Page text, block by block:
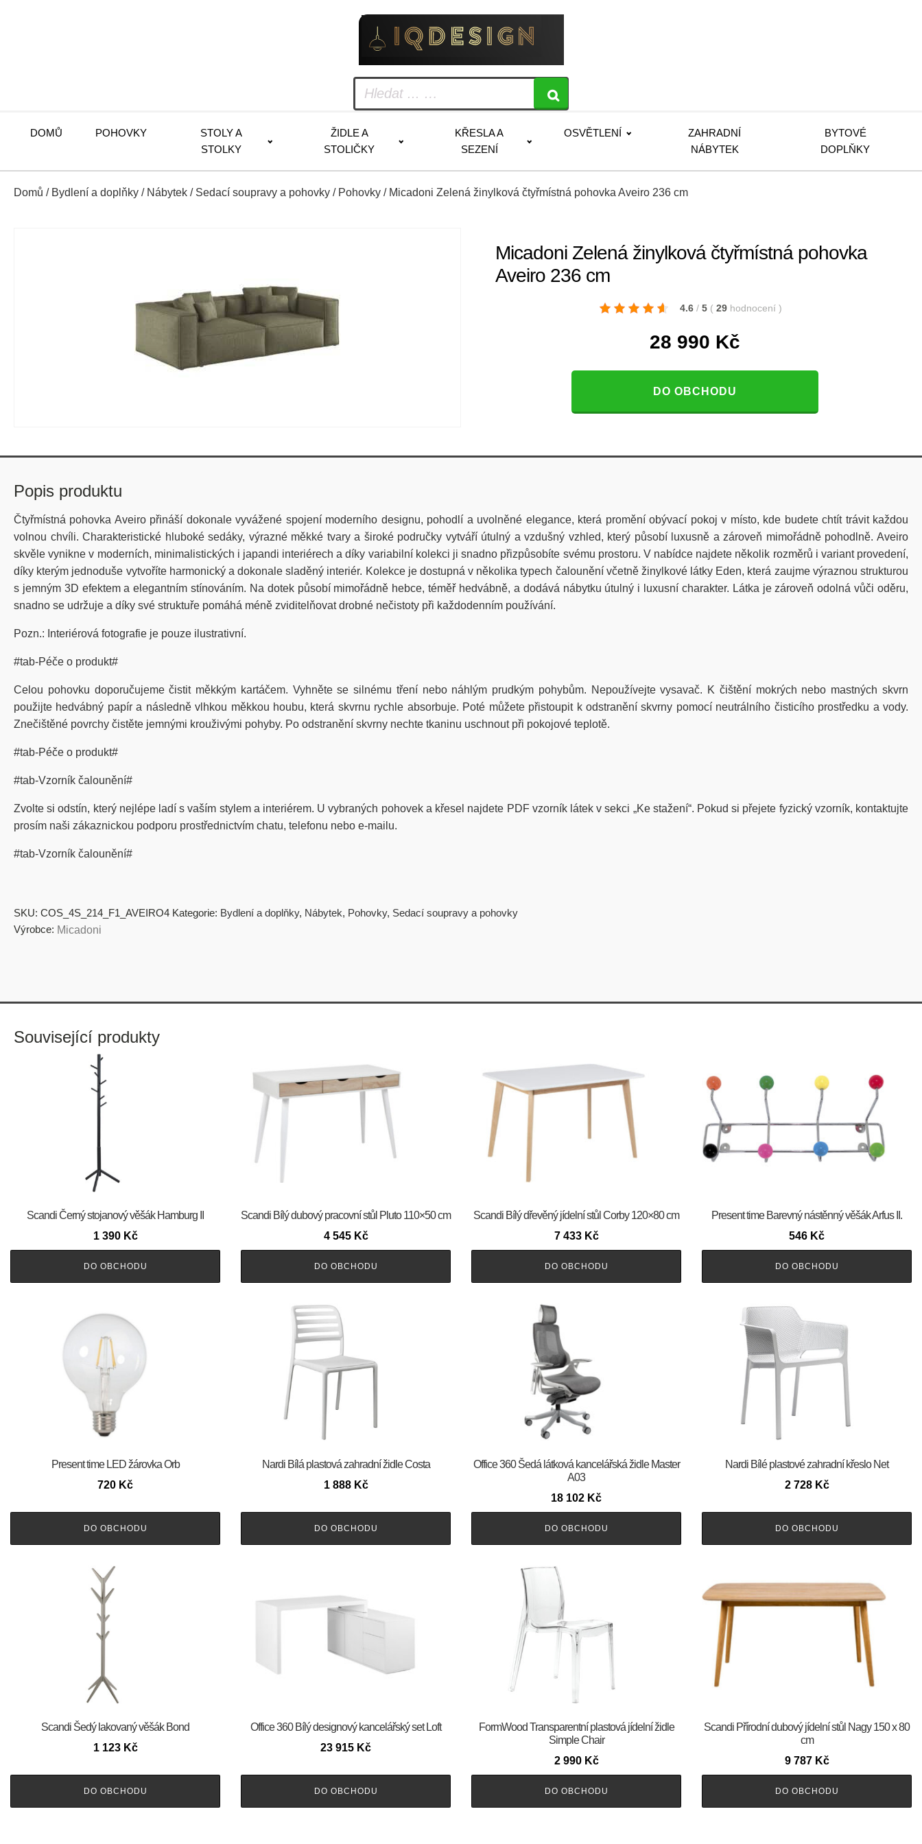
DOMŮ POHOVKY
STOLY A
STOLKY
ŽIDLE A
STOLIČKY
KŘESLA A
SEZENÍ
OSVĚTLENÍ
ZAHRADNÍ
NÁBYTEK
BYTOVÉ
DOPLŇKY
Domů / Bydlení a doplňky / Nábytek / Sedací soupravy a pohovky / Pohovky / Micadoni Zelená žinylková čtyřmístná pohovka Aveiro 236 cm
Micadoni Zelená žinylková čtyřmístná pohovka
Aveiro 236 cm
4.6 / 5 ( 29 hodnocení )
28 990 Kč
DO OBCHODU
Popis produktu
Čtyřmístná pohovka Aveiro přináší dokonale vyvážené spojení moderního designu, pohodlí a uvolněné elegance, která promění obývací pokoj v místo, kde budete chtít trávit každou
volnou chvíli. Charakteristické hluboké sedáky, výrazné měkké tvary a široké područky vytváří útulný a vzdušný vzhled, který působí luxusně a zároveň mimořádně pohodlně. Aveiro
skvěle vynikne v moderních, minimalistických i japandi interiérech a díky variabilní kolekci ji snadno přizpůsobíte svému prostoru. V nabídce najdete několik rozměrů i variant provedení,
díky kterým jednoduše vytvoříte harmonický a dokonale sladěný interiér. Kolekce je dostupná v několika typech čalounění včetně žinylkové látky Eden, která zaujme výraznou strukturou
s jemným 3D efektem a elegantním stínováním. Na dotek působí mimořádně hebce, téměř hedvábně, a dodává nábytku útulný i luxusní charakter. Látka je zároveň odolná vůči oděru,
snadno se udržuje a díky své struktuře pomáhá méně zviditelňovat drobné nečistoty při každodenním používání.
Pozn.: Interiérová fotografie je pouze ilustrativní.
#tab-Péče o produkt#
Celou pohovku doporučujeme čistit měkkým kartáčem. Vyhněte se silnému tření nebo náhlým prudkým pohybům. Nepoužívejte vysavač. K čištění mokrých nebo mastných skvrn
použijte hedvábný papír a následně vlhkou měkkou houbu, která skvrnu rychle absorbuje. Poté můžete přistoupit k odstranění skvrny pomocí neutrálního čisticího prostředku a vody.
Znečištěné povrchy čistěte jemnými krouživými pohyby. Po odstranění skvrny nechte tkaninu uschnout při pokojové teplotě.
#tab-Péče o produkt#
#tab-Vzorník čalounění#
Zvolte si odstín, který nejlépe ladí s vaším stylem a interiérem. U vybraných pohovek a křesel najdete PDF vzorník látek v sekci „Ke stažení“. Pokud si přejete fyzický vzorník, kontaktujte
prosím naši zákaznickou podporu prostřednictvím chatu, telefonu nebo e-mailu.
#tab-Vzorník čalounění#
SKU: COS_4S_214_F1_AVEIRO4 Kategorie: Bydlení a doplňky, Nábytek, Pohovky, Sedací soupravy a pohovky
Výrobce: Micadoni
Související produkty
Scandi Černý stojanový věšák Hamburg II
1 390 Kč
DO OBCHODU
Scandi Bílý dubový pracovní stůl Pluto 110×50 cm
4 545 Kč
DO OBCHODU
Scandi Bílý dřevěný jídelní stůl Corby 120×80 cm
7 433 Kč
DO OBCHODU
Present time Barevný nástěnný věšák Arfus II.
546 Kč
DO OBCHODU
Present time LED žárovka Orb
720 Kč
DO OBCHODU
Nardi Bílá plastová zahradní židle Costa
1 888 Kč
DO OBCHODU
Office 360 Šedá látková kancelářská židle Master
A03
18 102 Kč
DO OBCHODU
Nardi Bílé plastové zahradní křeslo Net
2 728 Kč
DO OBCHODU
Scandi Šedý lakovaný věšák Bond
1 123 Kč
DO OBCHODU
Office 360 Bílý designový kancelářský set Loft
23 915 Kč
DO OBCHODU
FormWood Transparentní plastová jídelní židle
Simple Chair
2 990 Kč
DO OBCHODU
Scandi Přírodní dubový jídelní stůl Nagy 150 x 80
cm
9 787 Kč
DO OBCHODU